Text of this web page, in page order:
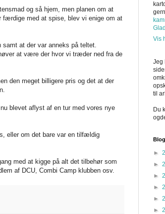
og så hjem, men planen om at
færdige med at spise, blev vi enige om at
at der var anneks på teltet.
at være der hvor vi træder ned fra de
den meget billigere pris og det at der
blevet aflyst af en tur med vores nye
eller om det bare var en tilfældig
med at kigge på alt det tilbehør som
af DCU, Combi Camp klubben osv.
Vis
Jeg
til
Du
►
►
►
►
►
►